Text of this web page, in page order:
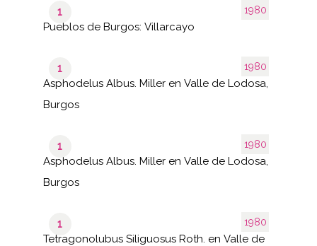
1980
1
Pueblos de Burgos: Villarcayo
1980
1
Asphodelus Albus. Miller en Valle de Lodosa,
Burgos
1980
1
Asphodelus Albus. Miller en Valle de Lodosa,
Burgos
1980
1
Tetragonolubus Siliguosus Roth. en Valle de